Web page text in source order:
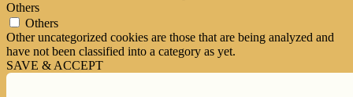
Others
Others
Other uncategorized cookies are those that are being analyzed and
have not been classified into a category as yet.
SAVE & ACCEPT